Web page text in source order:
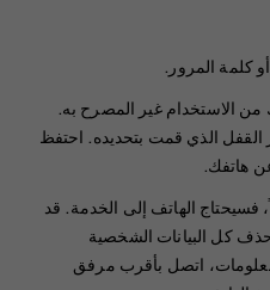
كلمة المرور.
الاستخدام غير المصرح به.
الذي قمت بتحديده. احتفظ
هاتفك.
فسيحتاج الهاتف إلى الخدمة. قد
كل البيانات الشخصية
اتصل بأقرب مرفق